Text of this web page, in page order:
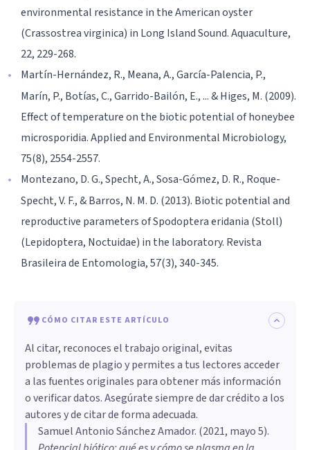
environmental resistance in the American oyster
(Crassostrea virginica) in Long Island Sound. Aquaculture,
22, 229-268.
Martín-Hernández, R., Meana, A., García-Palencia, P.,
Marín, P., Botías, C., Garrido-Bailón, E., ... & Higes, M. (2009).
Effect of temperature on the biotic potential of honeybee
microsporidia. Applied and Environmental Microbiology,
75(8), 2554-2557.
Montezano, D. G., Specht, A., Sosa-Gómez, D. R., Roque-
Specht, V. F., & Barros, N. M. D. (2013). Biotic potential and
reproductive parameters of Spodoptera eridania (Stoll)
(Lepidoptera, Noctuidae) in the laboratory. Revista
Brasileira de Entomologia, 57(3), 340-345.
CÓMO CITAR ESTE ARTÍCULO
Al citar, reconoces el trabajo original, evitas
problemas de plagio y permites a tus lectores acceder
a las fuentes originales para obtener más información
o verificar datos. Asegúrate siempre de dar crédito a los
autores y de citar de forma adecuada.
Samuel Antonio Sánchez Amador. (2021, mayo 5).